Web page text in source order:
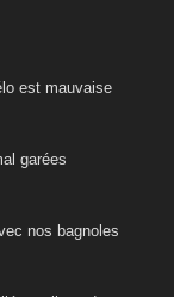
est mauvaise
garées
nos bagnoles